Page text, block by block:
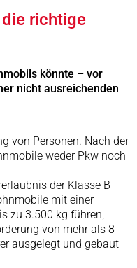
richtige
könnte – vor
nicht ausreichenden
von Personen. Nach der
weder Pkw noch
der Klasse B
mit einer
zu 3.500 kg führen,
von mehr als 8
ausgelegt und gebaut